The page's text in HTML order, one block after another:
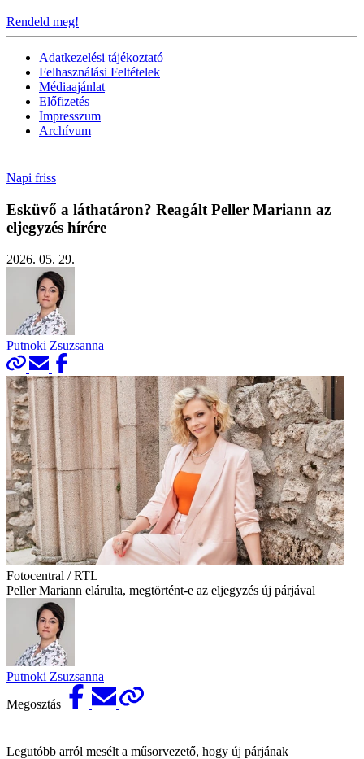
Rendeld meg!
Adatkezelési tájékoztató
Felhasználási Feltételek
Médiaajánlat
Előfizetés
Impresszum
Archívum
Napi friss
Esküvő a láthatáron? Reagált Peller Mariann az
eljegyzés hírére
2026. 05. 29.
Putnoki Zsuzsanna
Fotocentral / RTL
Peller Mariann elárulta, megtörtént-e az eljegyzés új párjával
Putnoki Zsuzsanna
Megosztás
Legutóbb arról mesélt a műsorvezető, hogy új párjának